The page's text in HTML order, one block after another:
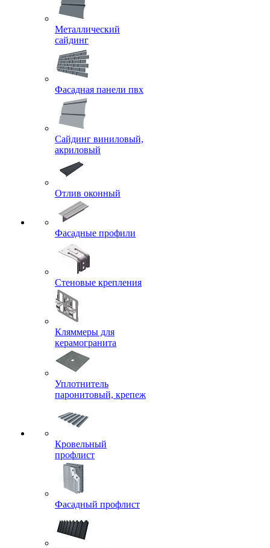
Металлический
сайдинг
Фасадная панели пвх
Сайдинг виниловый,
акриловый
Отлив оконный
Фасадные профили
Стеновые крепления
Кляммеры для
керамогранита
Уплотнитель
паронитовый, крепеж
Кровельный
профлист
Фасадный профлист